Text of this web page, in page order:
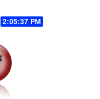
2:05:38 PM